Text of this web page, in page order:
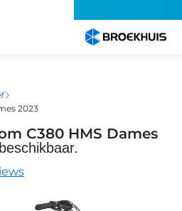
2023
C380 HMS Dames